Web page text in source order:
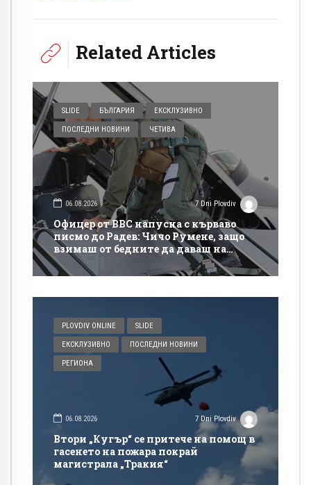
Related Articles
SLIDE БЪЛГАРИЯ ЕКСКЛУЗИВНО
ПОСЛЕДНИ НОВИНИ ЧЕТИВА
06.08.2026 7 Dni Plovdiv
Офицер от ВВС напусна с кърваво
писмо до Радев: Чичо Румене, защо
взимаш от бедните да даваш на
богатите?
PLOVDIV ONLINE SLIDE
ЕКСКЛУЗИВНО ПОСЛЕДНИ НОВИНИ
РЕГИОНА
06.08.2026 7 Dni Plovdiv
Втори „Кугър“ се притече на помощ в
гасенето на пожара покрай
магистрала „Тракия“